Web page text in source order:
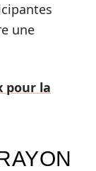
une
pour la